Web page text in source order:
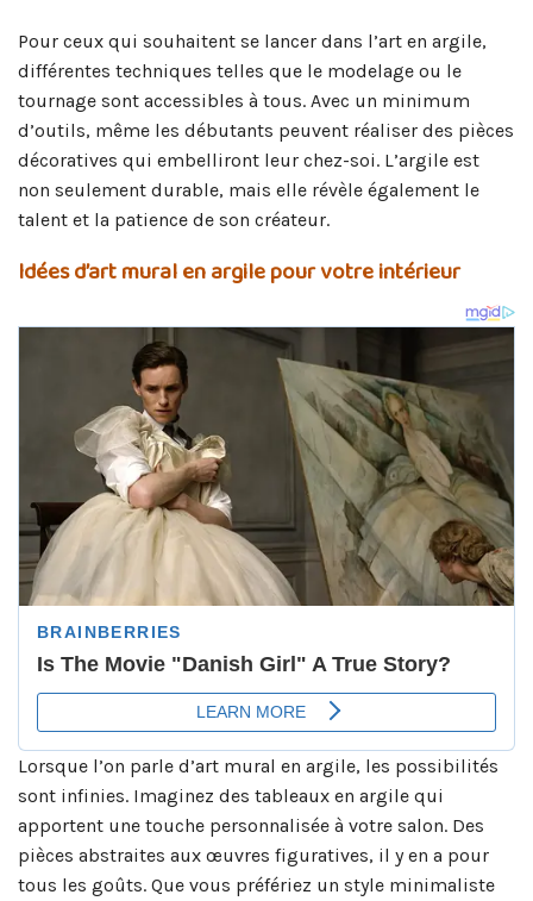
Pour ceux qui souhaitent se lancer dans l’art en argile,
différentes techniques telles que le modelage ou le
tournage sont accessibles à tous. Avec un minimum
d’outils, même les débutants peuvent réaliser des pièces
décoratives qui embelliront leur chez-soi. L’argile est
non seulement durable, mais elle révèle également le
talent et la patience de son créateur.
Idées d’art mural en argile pour votre intérieur
Lorsque l’on parle d’art mural en argile, les possibilités
sont infinies. Imaginez des tableaux en argile qui
apportent une touche personnalisée à votre salon. Des
pièces abstraites aux œuvres figuratives, il y en a pour
tous les goûts. Que vous préfériez un style minimaliste